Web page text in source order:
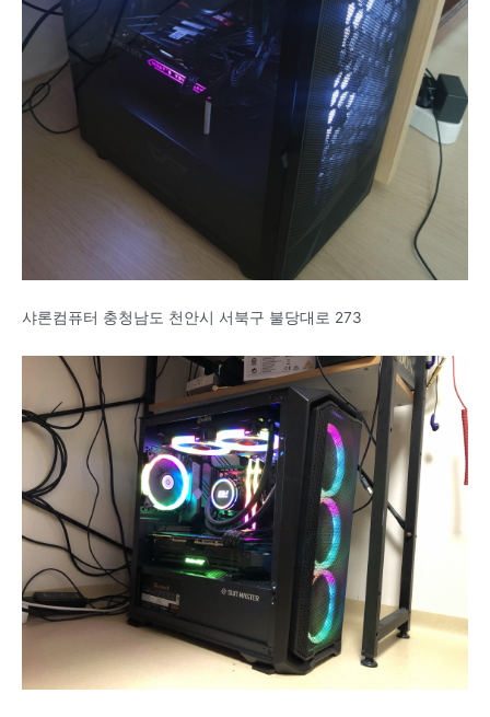
샤론컴퓨터 충청남도 천안시 서북구 불당대로 273